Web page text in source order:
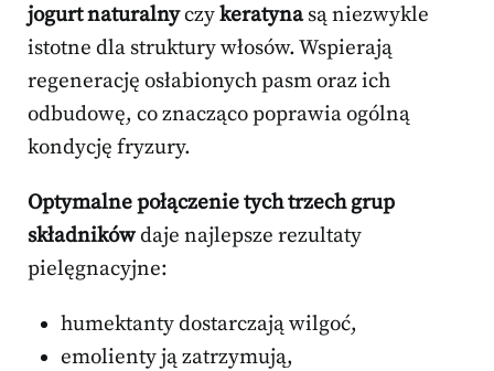
jogurt naturalnyczykeratynasą niezwykle
istotne dla struktury włosów. Wspierają
regenerację osłabionych pasm oraz ich
odbudowę, co znacząco poprawia ogólną
kondycję fryzury.
Optymalne połączenie tych trzech grup
składnikówdaje najlepsze rezultaty
pielęgnacyjne:
humektanty dostarczają wilgoć,
emolienty ją zatrzymują,